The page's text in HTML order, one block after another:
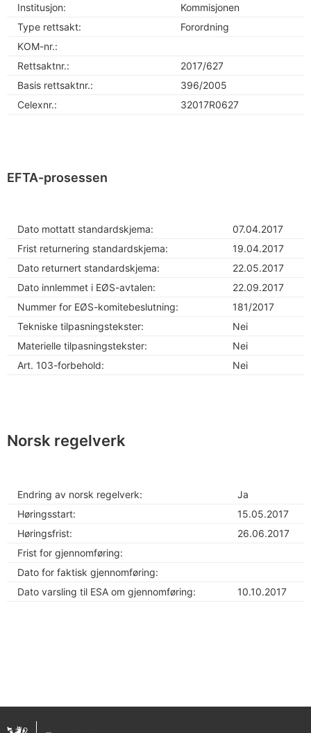
Institusjon:
Kommisjonen
Type rettsakt:
Forordning
KOM-nr.:
Rettsaktnr.:
2017/627
Basis rettsaktnr.:
396/2005
Celexnr.:
32017R0627
EFTA-prosessen
Dato mottatt standardskjema:
07.04.2017
Frist returnering standardskjema:
19.04.2017
Dato returnert standardskjema:
22.05.2017
Dato innlemmet i EØS-avtalen:
22.09.2017
Nummer for EØS-komitebeslutning:
181/2017
Tekniske tilpasningstekster:
Nei
Materielle tilpasningstekster:
Nei
Art. 103-forbehold:
Nei
Norsk regelverk
Endring av norsk regelverk:
Ja
Høringsstart:
15.05.2017
Høringsfrist:
26.06.2017
Frist for gjennomføring:
Dato for faktisk gjennomføring:
Dato varsling til ESA om gjennomføring:
10.10.2017